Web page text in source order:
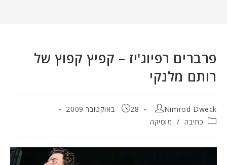
פרברים רפיוג'יז – קפיץ קפוץ של
רותם מלנקי
מחבר:
Nimrod Dweck פורסם:
28 באוקטובר 2009
קטגוריה:
כתיבה / מוסיקה